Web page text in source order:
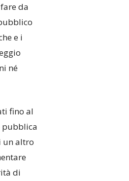
da
e i
né
fino al
pubblica
un altro
di